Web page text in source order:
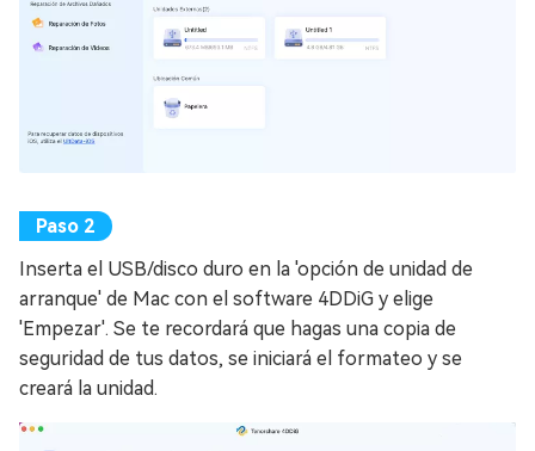
Inserta el USB/disco duro en la 'opción de unidad de
arranque' de Mac con el software 4DDiG y elige
'Empezar'. Se te recordará que hagas una copia de
seguridad de tus datos, se iniciará el formateo y se
creará la unidad.